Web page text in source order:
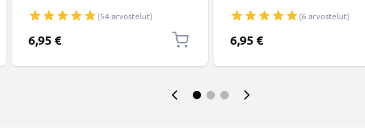
(54 arvostelut)
6,95 €
Traffic Assist Z101 Z099 - 1A,
latausjohto. Musta PVC kaapeli
(6 arvostelut)
6,95 €